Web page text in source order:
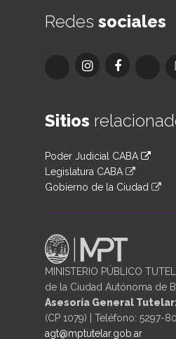
Redes sociales
Sitios
Poder Judicial CABA
Legislatura CABA
Gobierno de la Ciudad
MINISTERIO PÚBLICO
de la Ciudad Autónoma de
Asesoría General
(CP 1079) | Teléfono: 5297-
agt@mptutelar.gob.ar